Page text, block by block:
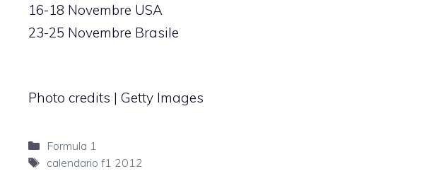
16-18 Novembre USA
23-25 Novembre Brasile
Photo credits | Getty Images
Categorie
Formula 1
Tag
calendario f1 2012